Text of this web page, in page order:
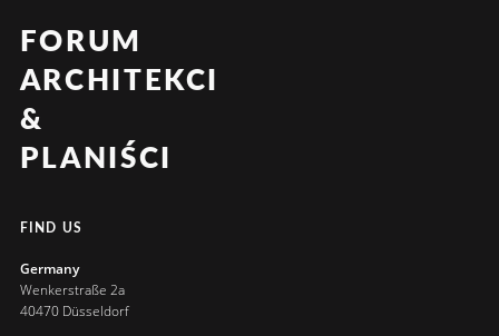
FORUM
ARCHITEKCI
&
PLANIŚCI
FIND US
Germany
Wenkerstraße 2a
40470 Düsseldorf